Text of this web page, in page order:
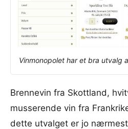
Vinmonopolet har et bra utvalg
Brennevin fra Skottland,
musserende vin fra
dette utvalget er jo